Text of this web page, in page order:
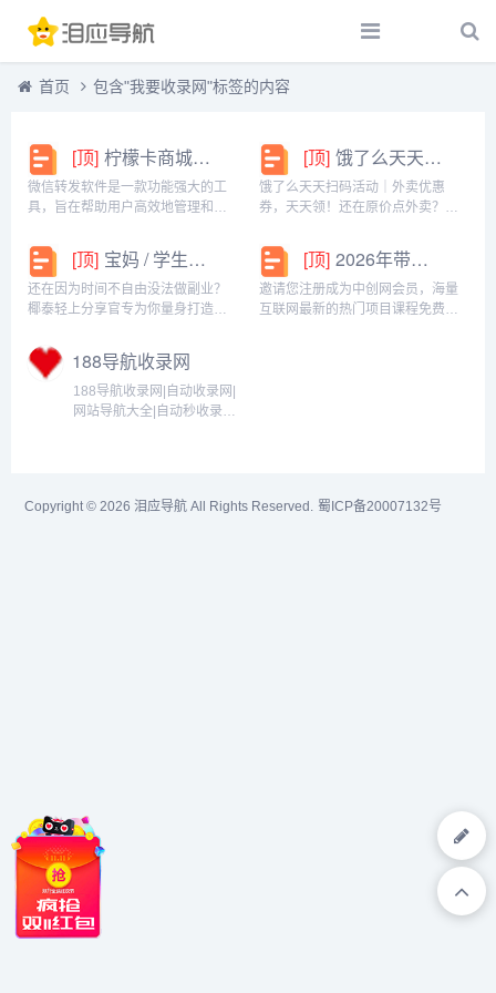
首页 包含"我要收录网"标签的内容
[顶] 柠檬卡商城24h自动发卡平台虚拟商品激活码自助购买商城
微信转发软件是一款功能强大的工
具，旨在帮助用户高效地管理和操
能，包括一键转发、朋友圈转发和
微信抢红包等。一键转发软件使得
用户可以轻松地将消息、图片或其
他内容快速转发给多个...
[顶] 饿了么天天扫码活动｜外卖优惠券，天天领！
饿了么天天扫码活动｜外卖优惠
券，天天领！还在原价点外卖？你
码活动」，用微信扫一扫，就能领
外卖专属优惠券，先领券再下单，
省钱更划算！优惠覆盖全场景早餐
汉堡、午餐快餐、晚餐炸...
[顶] 宝妈 / 学生党看过来！椰泰轻上分享官，时间自由，在家也能赚
还在因为时间不自由没法做副业？
椰泰轻上分享官专为你量身打造！
是想赚生活费的学生党，都能在这
里找到适合自己的增收方式。成为
分享官，你可以自由安排时间：带
娃间隙、下课碎片、睡...
[顶] 2026年带你闷声赚大钱，轻松月赚1000+
邀请您注册成为中创网会员，海量
互联网最新的热门项目课程免费学
188导航收录网
188导航收录网|自动收录网|
网站导航大全|自动秒收录网
Copyright © 2026 泪应导航 All Rights Reserved. 蜀ICP备20007132号